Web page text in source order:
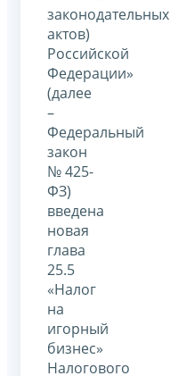
законодательных
актов)
Российской
Федерации»
(далее
–
Федеральный
закон
№ 425-
ФЗ)
введена
новая
глава
25.5
«Налог
на
игорный
бизнес»
Налогового